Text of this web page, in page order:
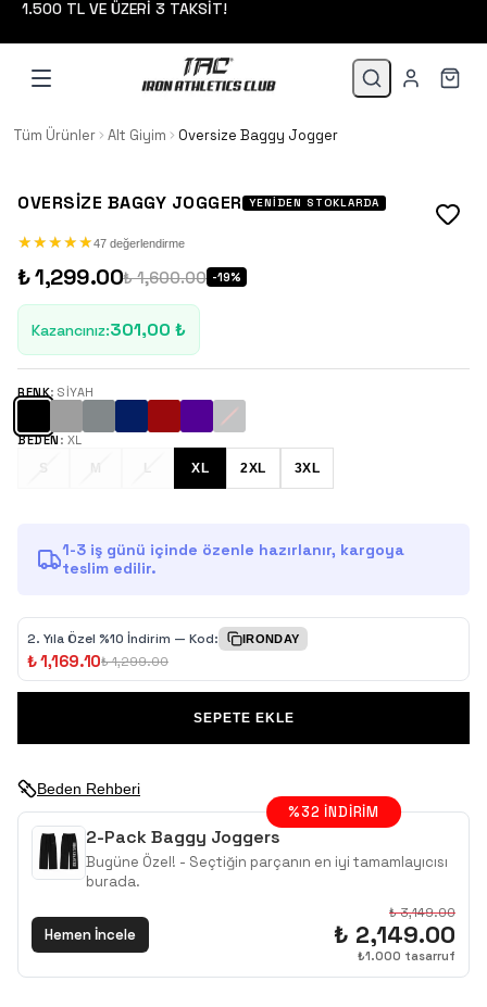
1.500 TL VE ÜZERİ 3 TAKSİT!
Tüm Ürünler Alt Giyim Oversize Baggy Jogger
OVERSIZE BAGGY JOGGER YENIDEN STOKLARDA
★
★★
★★
★★
★★
★47 değerlendirme
₺ 1,299.00₺ 1,600.00 -19%
Kazancınız:301,00 ₺
RENK: SIYAH
BEDEN : XL
S
M L XL 2XL 3XL
Beden Rehberi
%32 İNDIRIM
2-Pack Baggy Joggers
Bugüne Özel! - Seçtiğin parçanın en iyi tamamlayıcısı
burada.
Hemen İncele
₺ 3,149.00
₺ 2,149.00
₺1.000 tasarruf
1-3 iş günü içinde özenle hazırlanır, kargoya
teslim edilir.
2.⁠ ⁠Yıla Özel %10 İndirim — Kod: IRONDAY
₺ 1,169.10₺ 1,299.00
SEPETE EKLE